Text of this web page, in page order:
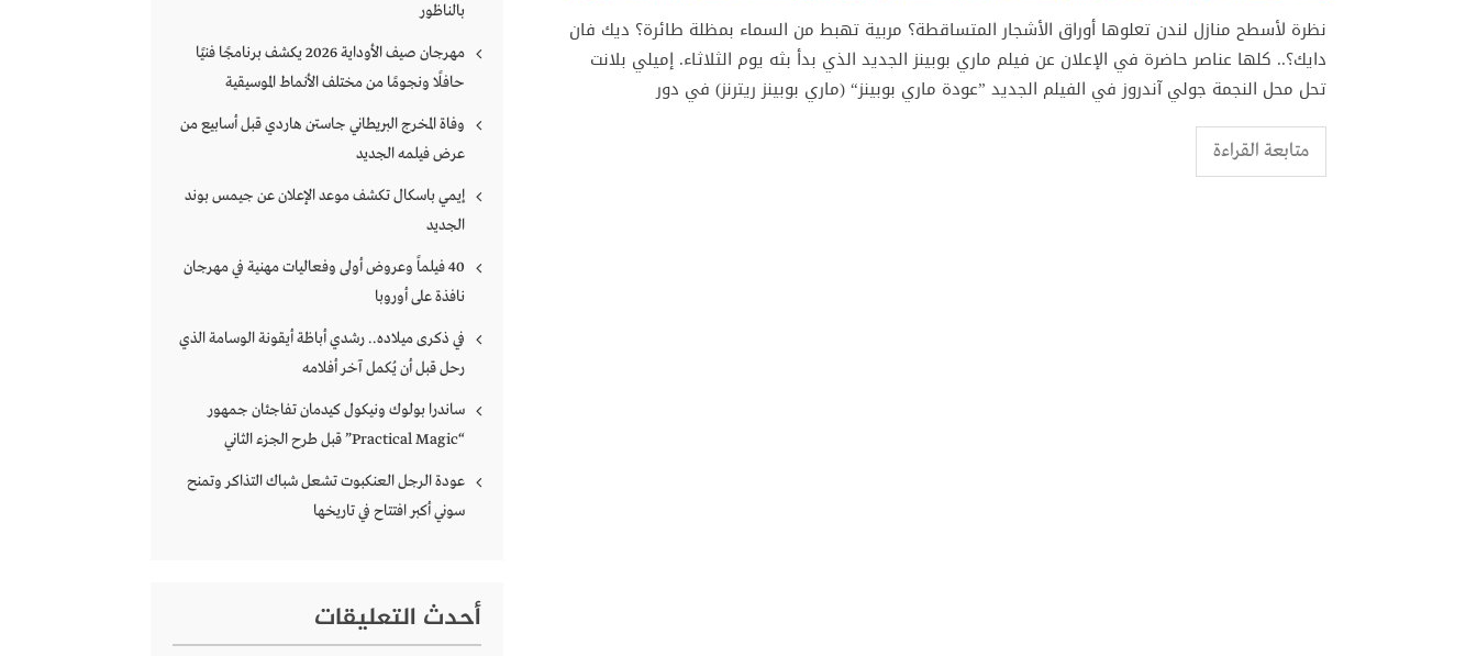
نظرة لأسطح منازل لندن تعلوها أوراق الأشجار المتساقطة؟ مربية تهبط من السماء بمظلة طائرة؟ ديك فان
دايك؟.. كلها عناصر حاضرة في الإعلان عن فيلم ماري بوبينز الجديد الذي بدأ بثه يوم الثلاثاء. إميلي بلانت
تحل محل النجمة جولي آندروز في الفيلم الجديد ”عودة ماري بوبينز“ (ماري بوبينز ريترنز) في دور
متابعة القراءة
بالناظور
مهرجان صيف الأوداية 2026 يكشف برنامجًا فنيًا
حافلًا ونجومًا من مختلف الأنماط الموسيقية
وفاة المخرج البريطاني جاستن هاردي قبل أسابيع من
عرض فيلمه الجديد
إيمي باسكال تكشف موعد الإعلان عن جيمس بوند
الجديد
40 فيلماً وعروض أولى وفعاليات مهنية في مهرجان
نافذة على أوروبا
في ذكرى ميلاده.. رشدي أباظة أيقونة الوسامة الذي
رحل قبل أن يُكمل آخر أفلامه
ساندرا بولوك ونيكول كيدمان تفاجئان جمهور
“Practical Magic” قبل طرح الجزء الثاني
عودة الرجل العنكبوت تشعل شباك التذاكر وتمنح
سوني أكبر افتتاح في تاريخها
أحدث التعليقات